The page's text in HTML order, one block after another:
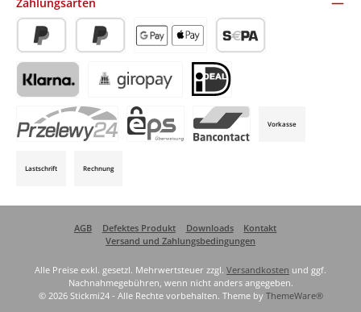
PayPal Später BezahlenApple Pay / Google Pay (via Stripe)
SEPA-Lastschrift (via Stripe)
Klarna (via Stripe)Giropay (via Stripe) iDeal (via Stripe)
Vorkasse
Lastschrift Rechnung
AGB Defektes Produkt Downloads
Kontakt
Versand und Zahlungsbedingungen
Alle Preise exkl. gesetzl. Mehrwertsteuer zzgl. Versandkosten und ggf.
Nachnahmegebühren, wenn nicht anders angegeben.
© 2026 Stickmi24 - Alle Rechte vorbehalten. Theme by ThemeWare®